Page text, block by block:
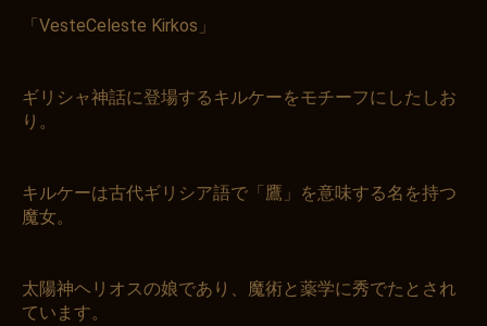
「VesteCeleste Kirkos」
ギリシャ神話に登場するキルケーをモチーフにしたしお
り。
キルケーは古代ギリシア語で「鷹」を意味する名を持つ
魔女。
太陽神ヘリオスの娘であり、魔術と薬学に秀でたとされ
ています。